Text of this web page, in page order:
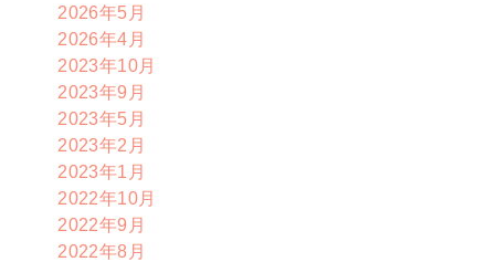
2026年5月
2026年4月
2023年10月
2023年9月
2023年5月
2023年2月
2023年1月
2022年10月
2022年9月
2022年8月